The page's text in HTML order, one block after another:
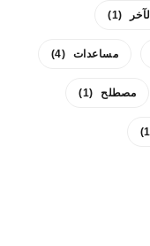
(1)
مساعدات (4)
مصطلح (1)